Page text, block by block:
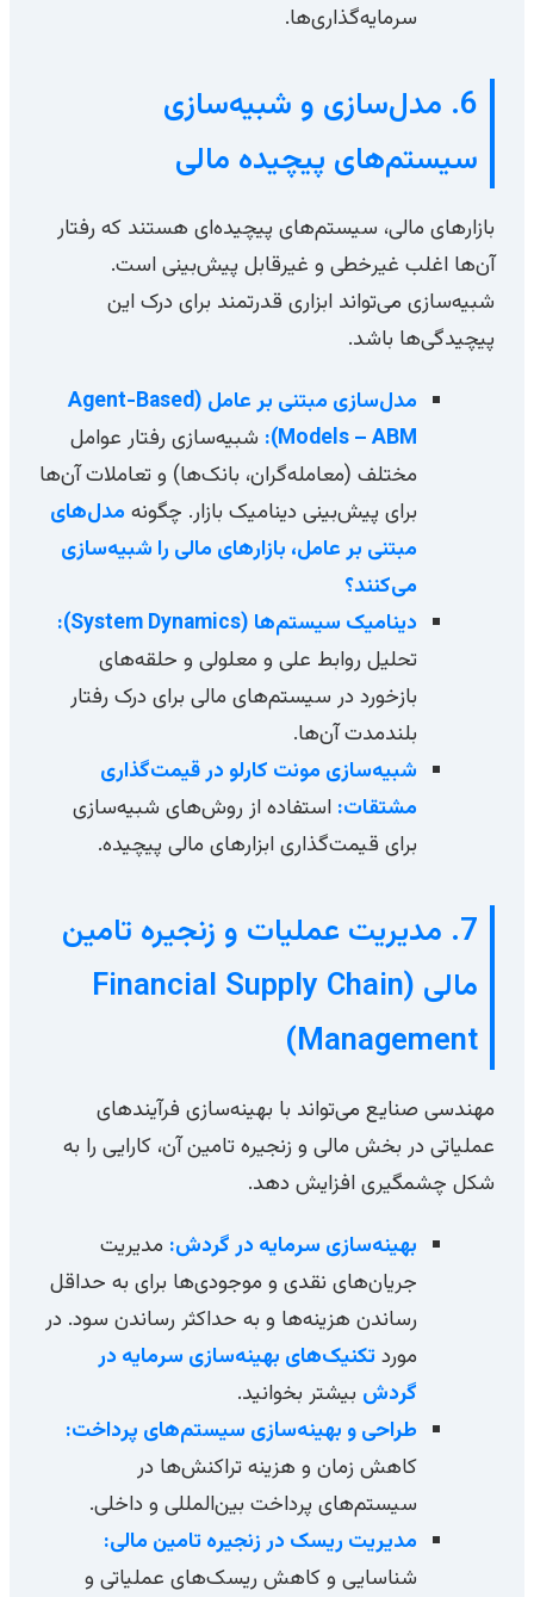
سرمایه‌گذاری‌ها.
6. مدل‌سازی و شبیه‌سازی
سیستم‌های پیچیده مالی
بازارهای مالی، سیستم‌های پیچیده‌ای هستند که رفتار
آن‌ها اغلب غیرخطی و غیرقابل پیش‌بینی است.
شبیه‌سازی می‌تواند ابزاری قدرتمند برای درک این
پیچیدگی‌ها باشد.
مدل‌سازی مبتنی بر عامل (Agent-Based
Models – ABM):
شبیه‌سازی رفتار عوامل
مختلف (معامله‌گران، بانک‌ها) و تعاملات آن‌ها
برای پیش‌بینی دینامیک بازار. چگونه مدل‌های
مبتنی بر عامل، بازارهای مالی را شبیه‌سازی
می‌کنند؟
دینامیک سیستم‌ها (System Dynamics):
تحلیل روابط علی و معلولی و حلقه‌های
بازخورد در سیستم‌های مالی برای درک رفتار
بلندمدت آن‌ها.
شبیه‌سازی مونت کارلو در قیمت‌گذاری
مشتقات: استفاده از روش‌های شبیه‌سازی
برای قیمت‌گذاری ابزارهای مالی پیچیده.
7. مدیریت عملیات و زنجیره تامین
مالی (Financial Supply Chain
Management)
مهندسی صنایع می‌تواند با بهینه‌سازی فرآیندهای
عملیاتی در بخش مالی و زنجیره تامین آن، کارایی را به
شکل چشمگیری افزایش دهد.
بهینه‌سازی سرمایه در گردش: مدیریت
جریان‌های نقدی و موجودی‌ها برای به حداقل
رساندن هزینه‌ها و به حداکثر رساندن سود. در
موردتکنیک‌های بهینه‌سازی سرمایه در
گردش بیشتر بخوانید.
طراحی و بهینه‌سازی سیستم‌های پرداخت:
کاهش زمان و هزینه تراکنش‌ها در
سیستم‌های پرداخت بین‌المللی و داخلی.
مدیریت ریسک در زنجیره تامین مالی:
شناسایی و کاهش ریسک‌های عملیاتی و